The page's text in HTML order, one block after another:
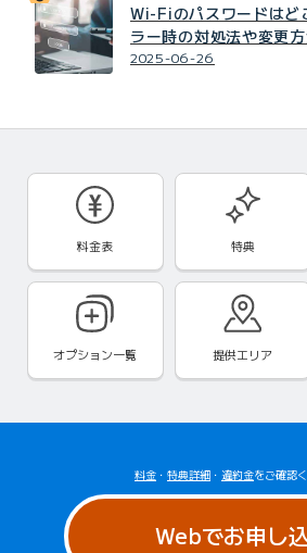
Wi-Fiのパスワードはど
ラー時の対処法や変更
2025-06-26
料金表 特典
オプション一覧 提供エリア
料金 ・ 特典詳細 ・ 違約金をご確認
Webでお申し